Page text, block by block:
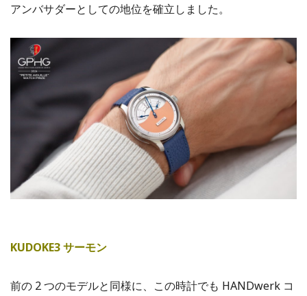
アンバサダーとしての地位を確立しました。
KUDOKE3 サーモン
前の 2 つのモデルと同様に、この時計でも HANDwerk コ